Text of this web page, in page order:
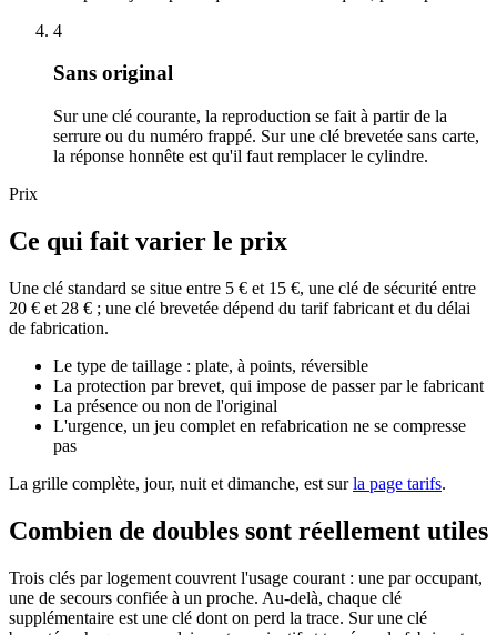
4
Sans original
Sur une clé courante, la reproduction se fait à partir de la
serrure ou du numéro frappé. Sur une clé brevetée sans carte,
la réponse honnête est qu'il faut remplacer le cylindre.
Prix
Ce qui fait varier le prix
Une clé standard se situe entre 5 € et 15 €, une clé de sécurité entre
20 € et 28 € ; une clé brevetée dépend du tarif fabricant et du délai
de fabrication.
Le type de taillage : plate, à points, réversible
La protection par brevet, qui impose de passer par le fabricant
La présence ou non de l'original
L'urgence, un jeu complet en refabrication ne se compresse
pas
La grille complète, jour, nuit et dimanche, est surla page tarifs.
Combien de doubles sont réellement utiles
Trois clés par logement couvrent l'usage courant : une par occupant,
une de secours confiée à un proche. Au-delà, chaque clé
supplémentaire est une clé dont on perd la trace. Sur une clé